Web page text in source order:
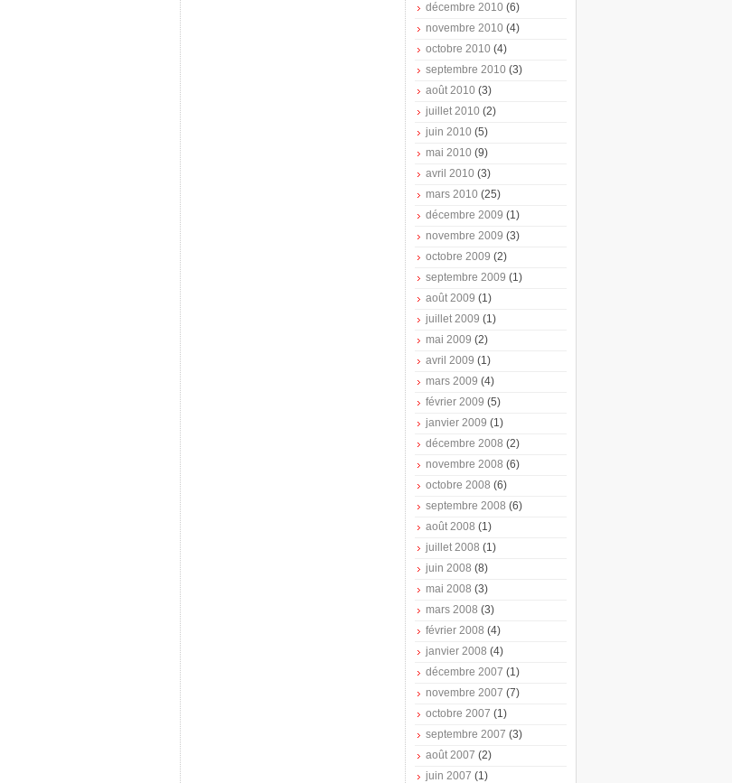
décembre 2010 (6)
novembre 2010 (4)
octobre 2010 (4)
septembre 2010 (3)
août 2010 (3)
juillet 2010 (2)
juin 2010 (5)
mai 2010 (9)
avril 2010 (3)
mars 2010 (25)
décembre 2009 (1)
novembre 2009 (3)
octobre 2009 (2)
septembre 2009 (1)
août 2009 (1)
juillet 2009 (1)
mai 2009 (2)
avril 2009 (1)
mars 2009 (4)
février 2009 (5)
janvier 2009 (1)
décembre 2008 (2)
novembre 2008 (6)
octobre 2008 (6)
septembre 2008 (6)
août 2008 (1)
juillet 2008 (1)
juin 2008 (8)
mai 2008 (3)
mars 2008 (3)
février 2008 (4)
janvier 2008 (4)
décembre 2007 (1)
novembre 2007 (7)
octobre 2007 (1)
septembre 2007 (3)
août 2007 (2)
juin 2007 (1)